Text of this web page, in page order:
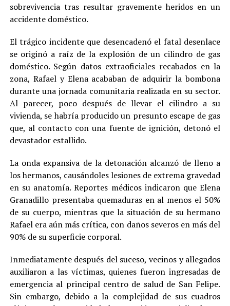
sobrevivencia tras resultar gravemente heridos en un
accidente doméstico.
El trágico incidente que desencadenó el fatal desenlace
se originó a raíz de la explosión de un cilindro de gas
doméstico. Según datos extraoficiales recabados en la
zona, Rafael y Elena acababan de adquirir la bombona
durante una jornada comunitaria realizada en su sector.
Al parecer, poco después de llevar el cilindro a su
vivienda, se habría producido un presunto escape de gas
que, al contacto con una fuente de ignición, detonó el
devastador estallido.
La onda expansiva de la detonación alcanzó de lleno a
los hermanos, causándoles lesiones de extrema gravedad
en su anatomía. Reportes médicos indicaron que Elena
Granadillo presentaba quemaduras en al menos el 50%
de su cuerpo, mientras que la situación de su hermano
Rafael era aún más crítica, con daños severos en más del
90% de su superficie corporal.
Inmediatamente después del suceso, vecinos y allegados
auxiliaron a las víctimas, quienes fueron ingresadas de
emergencia al principal centro de salud de San Felipe.
Sin embargo, debido a la complejidad de sus cuadros